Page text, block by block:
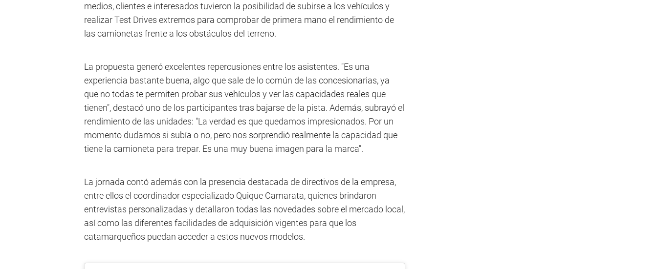
medios, clientes e interesados tuvieron la posibilidad de subirse a los vehículos y
realizar Test Drives extremos para comprobar de primera mano el rendimiento de
las camionetas frente a los obstáculos del terreno.
La propuesta generó excelentes repercusiones entre los asistentes. "Es una
experiencia bastante buena, algo que sale de lo común de las concesionarias, ya
que no todas te permiten probar sus vehículos y ver las capacidades reales que
tienen", destacó uno de los participantes tras bajarse de la pista. Además, subrayó el
rendimiento de las unidades: "La verdad es que quedamos impresionados. Por un
momento dudamos si subía o no, pero nos sorprendió realmente la capacidad que
tiene la camioneta para trepar. Es una muy buena imagen para la marca".
La jornada contó además con la presencia destacada de directivos de la empresa,
entre ellos el coordinador especializado Quique Camarata, quienes brindaron
entrevistas personalizadas y detallaron todas las novedades sobre el mercado local,
así como las diferentes facilidades de adquisición vigentes para que los
catamarqueños puedan acceder a estos nuevos modelos.